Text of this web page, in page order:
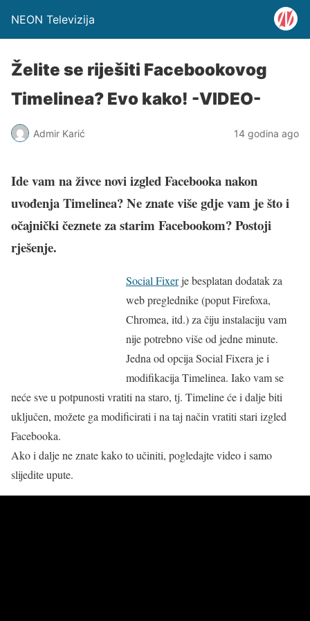
NEON Televizija
Želite se riješiti Facebookovog
Timelinea? Evo kako! -VIDEO-
Admir Karić 14 godina ago
Ide vam na živce novi izgled Facebooka nakon
uvođenja Timelinea? Ne znate više gdje vam je što i
očajnički čeznete za starim Facebookom? Postoji
rješenje.
Social Fixerje besplatan dodatak za
web preglednike (poput Firefoxa,
Chromea, itd.) za čiju instalaciju vam
nije potrebno više od jedne minute.
Jedna od opcija Social Fixera je i
modifikacija Timelinea. Iako vam se
neće sve u potpunosti vratiti na staro, tj. Timeline će i dalje biti
uključen, možete ga modificirati i na taj način vratiti stari izgled
Facebooka.
Ako i dalje ne znate kako to učiniti, pogledajte video i samo
slijedite upute.